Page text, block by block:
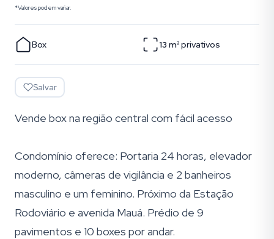
*Valores podem variar.
Box 13 m²privativos
Salvar
Vende box na região central com fácil acesso
Condomínio oferece: Portaria 24 horas, elevador
moderno, câmeras de vigilância e 2 banheiros
masculino e um feminino. Próximo da Estação
Rodoviário e avenida Mauá. Prédio de 9
pavimentos e 10 boxes por andar.